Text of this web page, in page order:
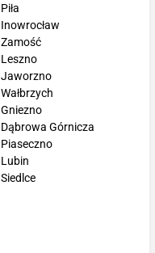
Piła
Inowrocław
Zamość
Leszno
Jaworzno
Wałbrzych
Gniezno
Dąbrowa Górnicza
Piaseczno
Lubin
Siedlce